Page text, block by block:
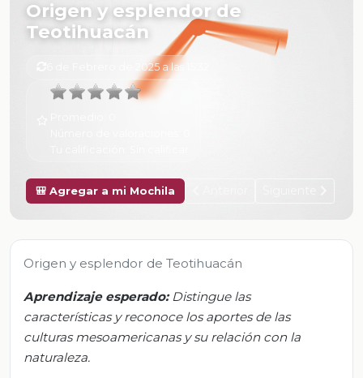
Origen y esplendor de
Teotihuacán
6 de Febrero de 2025 a las 15:32
🎒 Agregar a mi Mochila
Origen y esplendor de Teotihuacán
Aprendizaje esperado:Distingue las
características y reconoce los aportes de las
culturas mesoamericanas y su relación con la
naturaleza.